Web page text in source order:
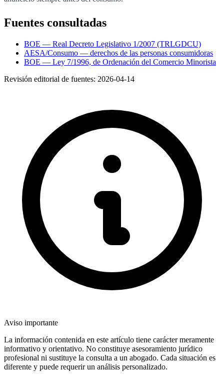
Fuentes consultadas
BOE — Real Decreto Legislativo 1/2007 (TRLGDCU)
AESA/Consumo — derechos de las personas consumidoras
BOE — Ley 7/1996, de Ordenación del Comercio Minorista
Revisión editorial de fuentes: 2026-04-14
Aviso importante
La información contenida en este artículo tiene carácter meramente
informativo y orientativo. No constituye asesoramiento jurídico
profesional ni sustituye la consulta a un abogado. Cada situación es
diferente y puede requerir un análisis personalizado.